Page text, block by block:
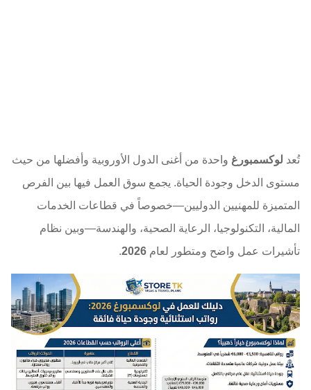
تُعد لوكسمبورغ واحدة من أغنى الدول الأوروبية وأفضلها من حيث
مستوى الدخل وجودة الحياة. يجمع سوق العمل فيها بين الفرص
المتميزة للمهنيين الدوليين—خصوصاً في قطاعات الخدمات
المالية، التكنولوجيا، الرعاية الصحية، والهندسة—وبين نظام
تأشيرات عمل واضح ومتطور لعام 2026
.